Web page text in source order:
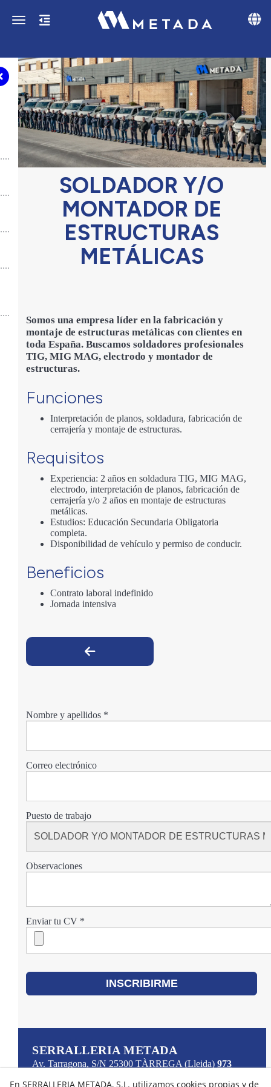
Toggle navigation
SOLDADOR Y/O
MONTADOR DE
ESTRUCTURAS
METÁLICAS
Somos una empresa líder en la fabricación y
montaje de estructuras metálicas con clientes en
toda España. Buscamos soldadores profesionales
TIG, MIG MAG, electrodo y montador de
estructuras.
Funciones
Interpretación de planos, soldadura, fabricación de
cerrajería y montaje de estructuras.
Requisitos
Experiencia: 2 años en soldadura TIG, MIG MAG,
electrodo, interpretación de planos, fabricación de
cerrajería y/o 2 años en montaje de estructuras
metálicas.
Estudios: Educación Secundaria Obligatoria
completa.
Disponibilidad de vehículo y permiso de conducir.
Beneficios
Contrato laboral indefinido
Jornada intensiva
Nombre y apellidos *
Correo electrónico
Puesto de trabajo
Observaciones
Enviar tu CV *
INSCRIBIRME
SERRALLERIA METADA
Av. Tarragona, S/N 25300 TÀRREGA (Lleida) 973
En SERRALLERIA METADA, S.L. utilizamos cookies propias y de